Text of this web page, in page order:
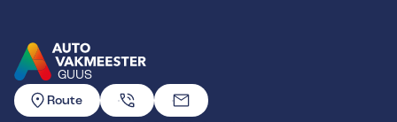
GUUS
GA NAAR DE HOMEPAGINA
Route